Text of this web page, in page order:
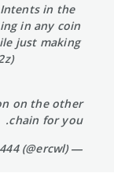
in the
in any coin
just making
on the other
chain for you.
— Eric Wall | BIP-444 (@ercwl)